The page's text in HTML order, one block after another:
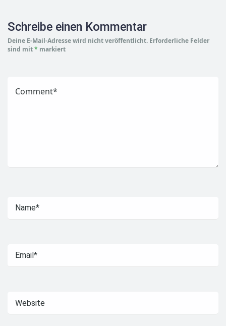
Schreibe einen Kommentar
Deine E-Mail-Adresse wird nicht veröffentlicht. Erforderliche Felder
sind mit* markiert